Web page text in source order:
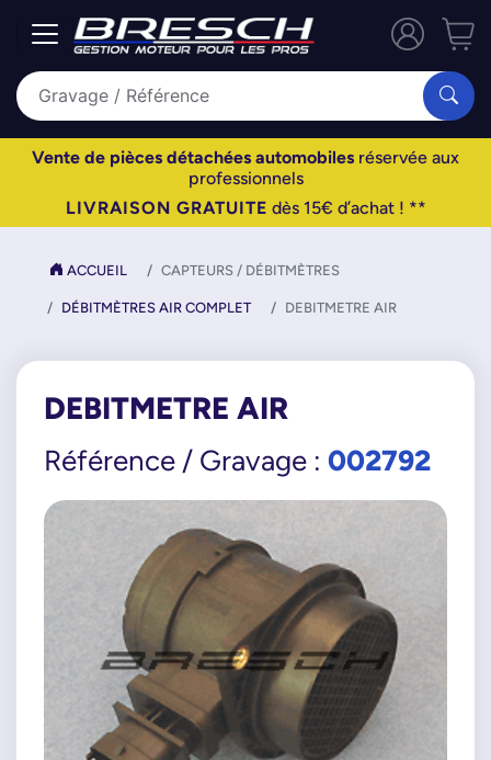
Vente de pièces détachées automobiles réservée aux
professionnels
LIVRAISON GRATUITE dès 15€ d’achat ! **
ACCUEIL CAPTEURS / DÉBITMÈTRES
DÉBITMÈTRES AIR COMPLET DEBITMETRE AIR
DEBITMETRE AIR
Référence / Gravage : 002792